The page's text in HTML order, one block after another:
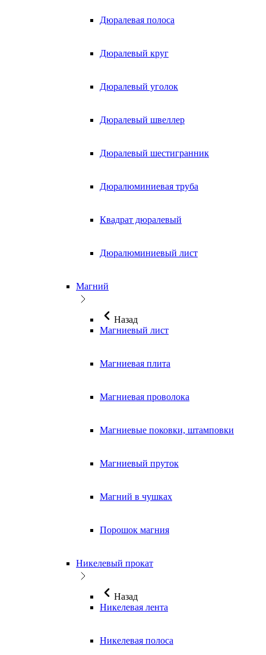
Дюралевая полоса
Дюралевый круг
Дюралевый уголок
Дюралевый швеллер
Дюралевый шестигранник
Дюралюминиевая труба
Квадрат дюралевый
Дюралюминиевый лист
Магний
Назад
Магниевый лист
Магниевая плита
Магниевая проволока
Магниевые поковки, штамповки
Магниевый пруток
Магний в чушках
Порошок магния
Никелевый прокат
Назад
Никелевая лента
Никелевая полоса